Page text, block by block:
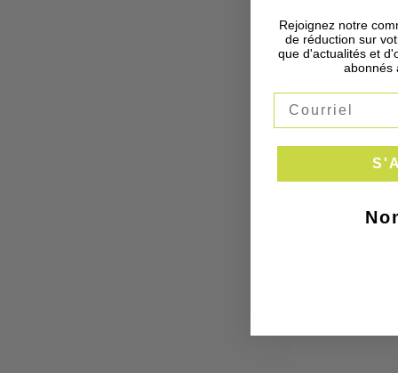
Rejoignez notre
de réduction sur
que d'actualités et
abonnés
Our UK
Thank you